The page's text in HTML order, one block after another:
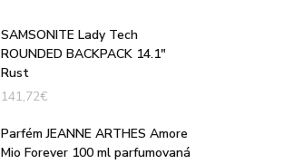
SAMSONITE Lady Tech
ROUNDED BACKPACK 14.1"
Rust
141,72€
Parfém JEANNE ARTHES Amore
Mio Forever 100 ml parfumovaná